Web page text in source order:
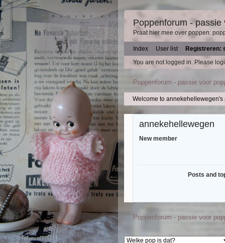
Poppenforum - passie
Praat hier mee over poppen:
Index User list
Registreren:
You are not logged in. Please
Poppenforum - passie voor
Welcome to annekehellewegen's
annekehellewegen
New member
Posts and
Poppenforum - passie voor